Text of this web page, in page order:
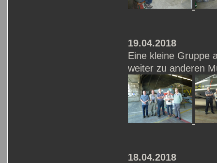
19.04.2018
Eine kleine Gruppe
weiter zu anderen
18.04.2018